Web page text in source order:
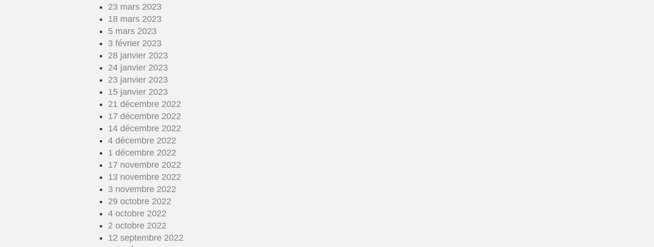
23 mars 2023
18 mars 2023
5 mars 2023
3 février 2023
28 janvier 2023
24 janvier 2023
23 janvier 2023
15 janvier 2023
21 décembre 2022
17 décembre 2022
14 décembre 2022
4 décembre 2022
1 décembre 2022
17 novembre 2022
13 novembre 2022
3 novembre 2022
29 octobre 2022
4 octobre 2022
2 octobre 2022
12 septembre 2022